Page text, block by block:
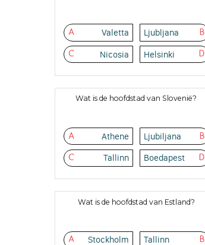
A Valetta B
Ljubljana
C Nicosia D
Helsinki
Wat is de hoofdstad van Slovenië?
A Athene B
Ljubiljana
C Tallinn D
Boedapest
Wat is de hoofdstad van Estland?
A Stockholm B
Tallinn